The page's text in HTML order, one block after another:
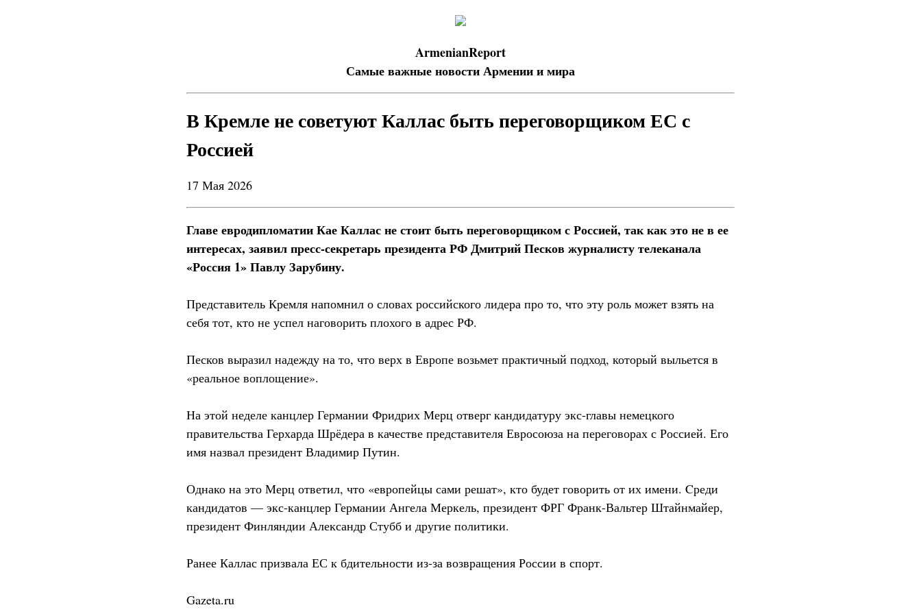
ArmenianReport
Самые важные новости Армении и мира
В Кремле не советуют Каллас быть переговорщиком ЕС с
Россией
17 Мая 2026
Главе евродипломатии Кае Каллас не стоит быть переговорщиком с Россией, так как это не в ее
интересах, заявил пресс-секретарь президента РФ Дмитрий Песков журналисту телеканала
«Россия 1» Павлу Зарубину.
Представитель Кремля напомнил о словах российского лидера про то, что эту роль может взять на
себя тот, кто не успел наговорить плохого в адрес РФ.
Песков выразил надежду на то, что верх в Европе возьмет практичный подход, который выльется в
«реальное воплощение».
На этой неделе канцлер Германии Фридрих Мерц отверг кандидатуру экс-главы немецкого
правительства Герхарда Шрёдера в качестве представителя Евросоюза на переговорах с Россией. Его
имя назвал президент Владимир Путин.
Однако на это Мерц ответил, что «европейцы сами решат», кто будет говорить от их имени. Cреди
кандидатов — экс-канцлер Германии Ангела Меркель, президент ФРГ Франк-Вальтер Штайнмайер,
президент Финляндии Александр Стубб и другие политики.
Ранее Каллас призвала ЕС к бдительности из-за возвращения России в спорт.
Gazeta.ru